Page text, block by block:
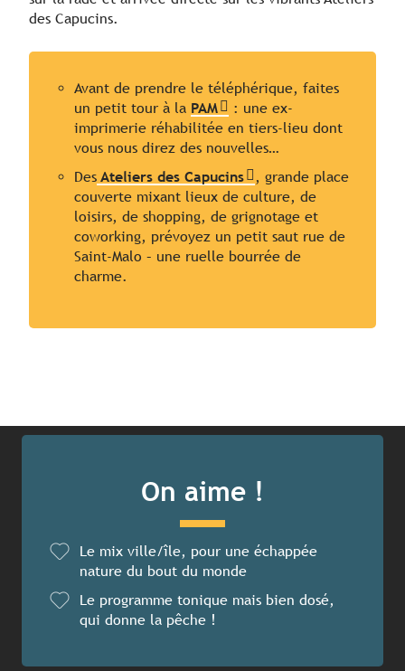
des Capucins.
Avant de prendre le téléphérique, faites
un petit tour à la PAM
: une ex-
imprimerie réhabilitée en tiers-lieu dont
vous nous direz des nouvelles…
Des Ateliers des Capucins
, grande place
couverte mixant lieux de culture, de
loisirs, de shopping, de grignotage et
coworking, prévoyez un petit saut rue de
Saint-Malo – une ruelle bourrée de
charme.
On aime !
Le mix ville/île, pour une échappée
nature du bout du monde
Le programme tonique mais bien dosé,
qui donne la pêche !